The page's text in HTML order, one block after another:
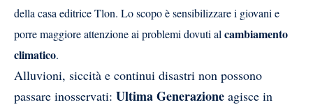
della casa editrice Tlon. Lo scopo è sensibilizzare i giovani e
porre maggiore attenzione ai problemi dovuti al cambiamento
climatico.
Alluvioni, siccità e continui disastri non possono
passare inosservati: Ultima Generazione agisce in